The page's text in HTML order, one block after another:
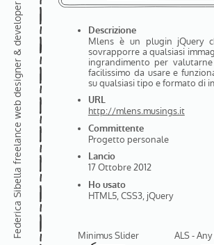
Federica Sibella
freelance web designer & developer Descrizione
Mlens è un plugin jQuery
sovrapporre a qualsiasi
ingrandimento per
facilissimo da usare e
su qualsiasi tipo e formato di
URL
http://mlens.musings.it
Committente
Progetto personale
Lancio
17 Ottobre 2012
Ho usato
HTML5, CSS3, jQuery
Minimus Slider ALS -